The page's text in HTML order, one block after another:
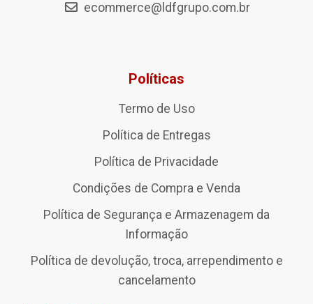
ecommerce@ldfgrupo.com.br
Políticas
Termo de Uso
Política de Entregas
Política de Privacidade
Condições de Compra e Venda
Política de Segurança e Armazenagem da
Informação
Política de devolução, troca, arrependimento e
cancelamento